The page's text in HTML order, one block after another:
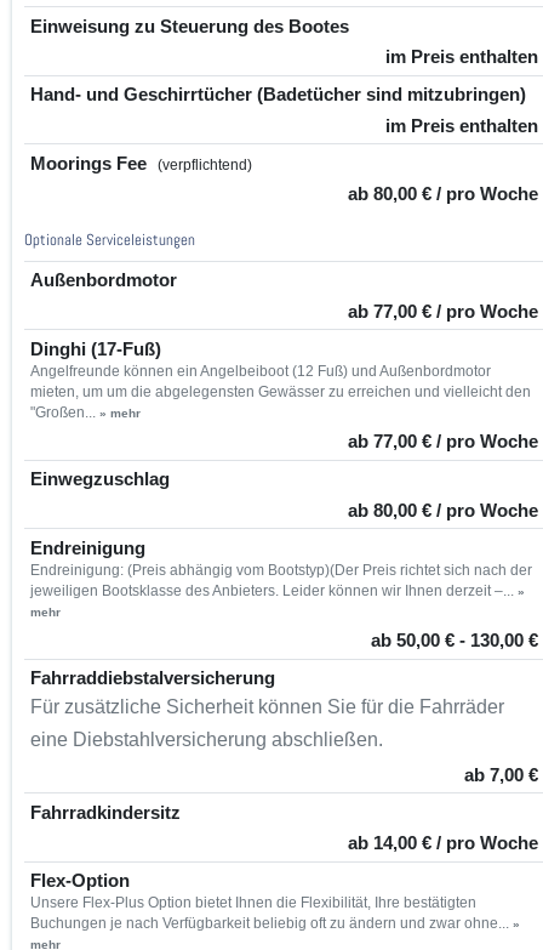
Einweisung zu Steuerung des Bootes
im Preis enthalten
Hand- und Geschirrtücher (Badetücher sind mitzubringen)
im Preis enthalten
Moorings Fee
(verpflichtend)
ab 80,00 € / pro Woche
Optionale Serviceleistungen
Außenbordmotor
ab 77,00 € / pro Woche
Dinghi (17-Fuß)
Angelfreunde können ein Angelbeiboot (12 Fuß) und Außenbordmotor
mieten, um um die abgelegensten Gewässer zu erreichen und vielleicht den
"Großen... » mehr
ab 77,00 € / pro Woche
Einwegzuschlag
ab 80,00 € / pro Woche
Endreinigung
Endreinigung: (Preis abhängig vom Bootstyp)(Der Preis richtet sich nach der
jeweiligen Bootsklasse des Anbieters. Leider können wir Ihnen derzeit –... »
mehr
ab 50,00 € - 130,00 €
Fahrraddiebstalversicherung
Für zusätzliche Sicherheit können Sie für die Fahrräder
eine Diebstahlversicherung abschließen.
ab 7,00 €
Fahrradkindersitz
ab 14,00 € / pro Woche
Flex-Option
Unsere Flex-Plus Option bietet Ihnen die Flexibilität, Ihre bestätigten
Buchungen je nach Verfügbarkeit beliebig oft zu ändern und zwar ohne... »
mehr